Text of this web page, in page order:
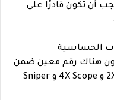
يجب أن تكون قادرًا على
الحساسية
هناك رقم معين ضمن
أقسام General و Red Dot و 2X Scope و 4X Scope و Sniper